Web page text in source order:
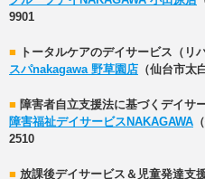
9901
■ トータルケアのデイサービス（リ
スパnakagawa 野草園店 （仙台市太
■ 障害者自立支援法に基づくデイサ
障害福祉デイサービスNAKAGAWA
2510
■ 放課後デイサービス＆児童発達支